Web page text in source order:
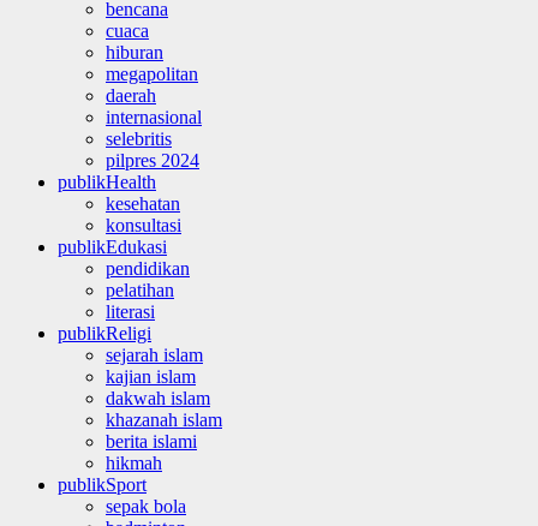
bencana
cuaca
hiburan
megapolitan
daerah
internasional
selebritis
pilpres 2024
publikHealth
kesehatan
konsultasi
publikEdukasi
pendidikan
pelatihan
literasi
publikReligi
sejarah islam
kajian islam
dakwah islam
khazanah islam
berita islami
hikmah
publikSport
sepak bola